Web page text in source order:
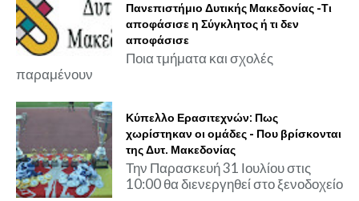
Πανεπιστήμιο Δυτικής Μακεδονίας -Τι
αποφάσισε η Σύγκλητος ή τι δεν
αποφάσισε
Ποια τμήματα και σχολές
παραμένουν
Κύπελλο Ερασιτεχνών: Πως
χωρίστηκαν οι ομάδες - Που βρίσκονται
της Δυτ. Μακεδονίας
Την Παρασκευή 31 Ιουλίου στις
10:00 θα διενεργηθεί στο ξενοδοχείο